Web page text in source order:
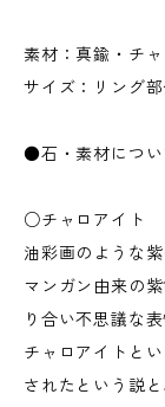
素材：真鍮・チャ
サイズ：リング
●石・素材につい
○チャロアイト
油彩画のような
マンガン由来の
り合い不思議な
チャロアイトと
されたという説